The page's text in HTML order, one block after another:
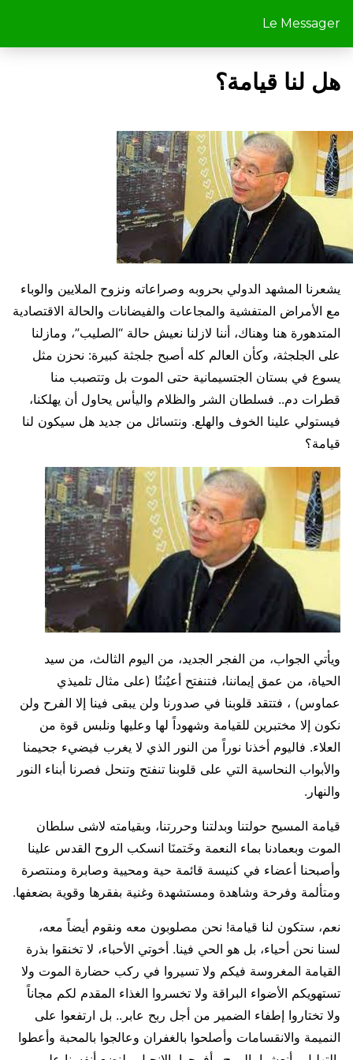
Le Messager
هل لنا قيامة؟
يشعرنا المشهد الدولي بحروبه وصراعاته ونزوح الملايين والوباء
مع الأمراض المتفشية والمجاعات والفيضانات والحالة الاقتصادية
المتدهورة هنا وهناك، أننا لازلنا نعيش حالة “الصليب”، ومازلنا
على الجلجثة، وكأن العالم كله أصبح جلجثة كبيرة: نحزن مثل
يسوع في بستان الجتسيمانية حتى الموت بل وتتصبب منا
قطرات دم.. فسلطان الشر والظلام واليأس يحاول أن يهلكنا،
فيستولي علينا الخوف والهلع. ونتسائل من جديد هل سيكون لنا
قيامة؟
ويأتي الجواب، من الفجر الجديد، من اليوم الثالث، من سيد
الحياة، من عمق إيماننا، فتنفتح أعيُننُا (على مثال تلميذي
عماوس) ، فتتقد قلوبنا في صدورنا ولن يبقى فينا إلا الفرح ولن
نكون إلا مختبرين للقيامة وشهوداً لها وعليها ونلبس قوة من
العلاء. فاليوم أخذنا نوراً من النور الذي لا يغرب فيضيء جحيمنا
والأبواب النحاسية التي على قلوبنا تنفتح وتنحل فصرنا أبناء النور
والنهار.
قيامة المسيح حولتنا وبدلتنا وحررتنا، وبقيامته لاشى سلطان
الموت وبعمادنا بماء النعمة وخَتمنَا انسكب الروح القدس علينا
وأصبحنا أعضاء في كنيسة قائمة حية ومحيية وصابرة ومنتصرة
ومتألمة وفرحة وشاهدة ومستشهدة وغنية بفقرها وقوية بضعفها.
نعم، ستكون لنا قيامة! نحن مصلوبون معه ونقوم أيضاً معه،
لسنا نحن أحياء، بل هو الحي فينا. أخوتي الأحباء، لا تخنقوا بذرة
القيامة المغروسة فيكم ولا تسيروا في ركب حضارة الموت ولا
تستهويكم الأضواء البراقة ولا تخسروا الغذاء المقدم لكم مجاناً
ولا تختاروا إطفاء الضمير من أجل ربح عابر.. بل ارتفعوا على
النميمة والانقسامات وأصلحوا بالغفران وعالجوا بالمحبة وأعطوا